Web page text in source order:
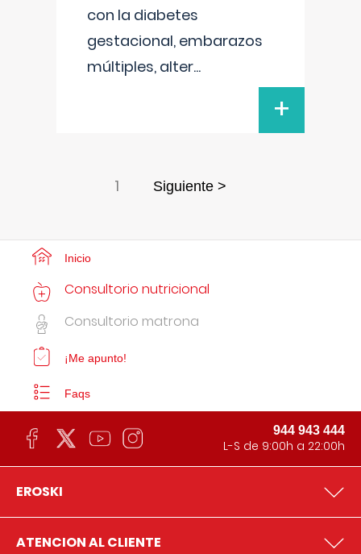
con la diabetes
gestacional, embarazos
múltiples, alter...
+
1 Siguiente >
Inicio
Consultorio nutricional
Consultorio matrona
¡Me apunto!
Faqs
944 943 444
L-S de 9:00h a 22:00h
EROSKI
ATENCION AL CLIENTE